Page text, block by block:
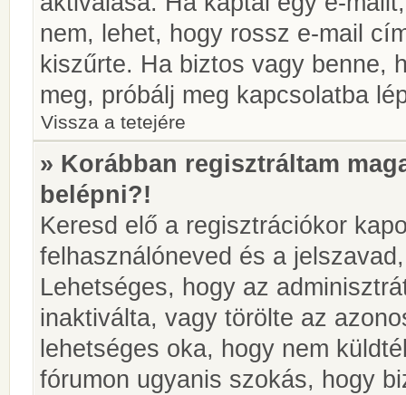
nem, lehet, hogy rossz e-mail
kiszűrte. Ha biztos vagy benne,
meg, próbálj meg kapcsolatba
Vissza a tetejére
» Korábban regisztráltam
belépni?!
Keresd elő a regisztrációkor
felhasználóneved és a
Lehetséges, hogy az
inaktiválta, vagy törölte az
lehetséges oka, hogy nem
fórumon ugyanis szokás, hogy